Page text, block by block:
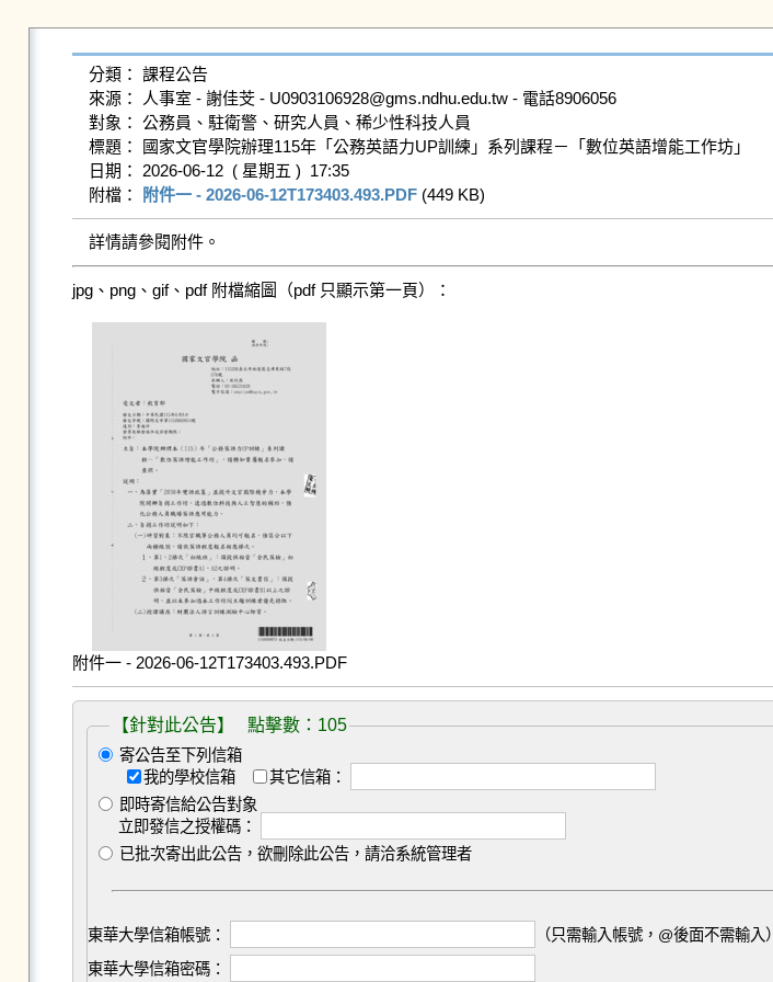
分類： 課程公告
來源： 人事室 - 謝佳芠 - U0903106928@gms.ndhu.edu.tw - 電話8906056
對象： 公務員、駐衛警、研究人員、稀少性科技人員
標題： 國家文官學院辦理115年「公務英語力UP訓練」系列課程－「數位英語增能工作坊」
日期： 2026-06-12  ( 星期五 )  17:35
附檔：
附件一 - 2026-06-12T173403.493.PDF (449 KB)
詳情請參閱附件。
jpg、png、gif、pdf 附檔縮圖（pdf 只顯示第一頁）：
附件一 - 2026-06-12T173403.493.PDF
【針對此公告】 點擊數：105
寄公告至下列信箱
我的學校信箱
其它信箱：
即時寄信給公告對象
立即發信之授權碼：
已批次寄出此公告，欲刪除此公告，請洽系統管理者
東華大學信箱帳號：
（只需輸入帳號，@後面不需輸入）
東華大學信箱密碼：